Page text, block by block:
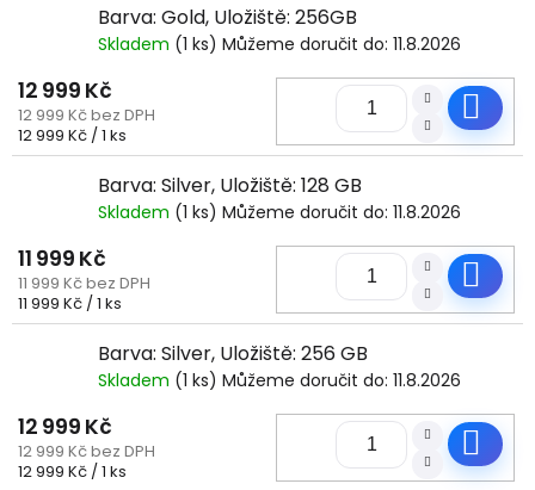
Barva: Gold, Uložiště: 256GB
Skladem (1 ks) Můžeme doručit do: 11.8.2026
12 999 Kč
12 999 Kč bez DPH
Měrná
cena:
12 999 Kč / 1 ks
Barva: Silver, Uložiště: 128 GB
Skladem (1 ks) Můžeme doručit do: 11.8.2026
11 999 Kč
11 999 Kč bez DPH
Měrná
cena:
11 999 Kč / 1 ks
Barva: Silver, Uložiště: 256 GB
Skladem (1 ks) Můžeme doručit do: 11.8.2026
12 999 Kč
12 999 Kč bez DPH
Měrná
12 999 Kč / 1 ks